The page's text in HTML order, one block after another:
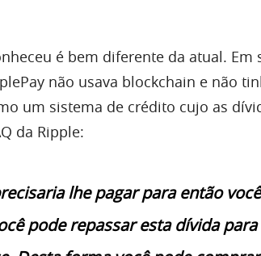
é bem diferente da atual. Em
não usava blockchain e não
um sistema de crédito cujo as
da Ripple:
lhe pagar para então
pode repassar esta dívida para